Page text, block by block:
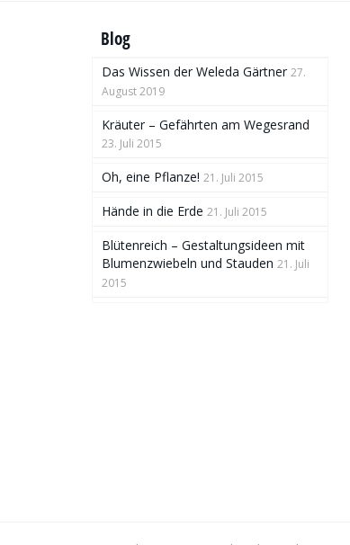
Blog
Das Wissen der Weleda Gärtner 27.
August 2019
Kräuter – Gefährten am Wegesrand
23. Juli 2015
Oh, eine Pflanze! 21. Juli 2015
Hände in die Erde 21. Juli 2015
Blütenreich – Gestaltungsideen mit
Blumenzwiebeln und Stauden 21. Juli
2015